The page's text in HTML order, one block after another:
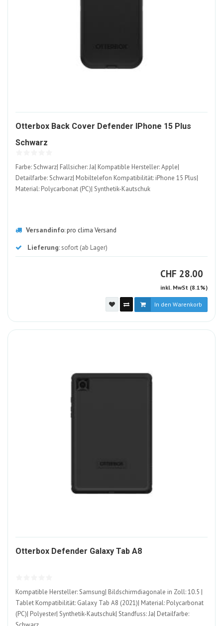
Otterbox Back Cover Defender IPhone 15 Plus
Schwarz
Farbe: Schwarz| Fallsicher: Ja| Kompatible Hersteller: Apple|
Detailfarbe: Schwarz| Mobiltelefon Kompatibilität: iPhone 15 Plus|
Material: Polycarbonat (PC)| Synthetik-Kautschuk
Versandinfo:pro clima Versand
Lieferung: sofort (ab Lager)
CHF CHF
28.00
inkl. MwSt (8.1%)
In den Warenkorb
Otterbox Defender Galaxy Tab A81346861-
Kompatible Hersteller: Samsung| Bildschirmdiagonale in Zoll: 10.5 |
Tablet Kompatibilität: Galaxy Tab A8 (2021)| Material: Polycarbonat
(PC)| Polyester| Synthetik-Kautschuk| Standfuss: Ja| Detailfarbe: